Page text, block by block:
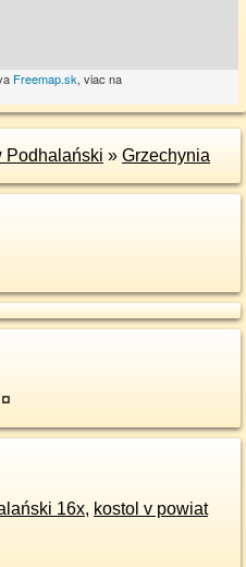
Freemap.sk, viac na
Podhalański » Grzechynia
¤
16x, kostol v powiat